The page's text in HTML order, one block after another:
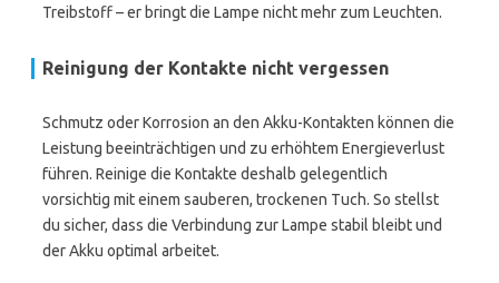
Treibstoff – er bringt die Lampe nicht mehr zum Leuchten.
Reinigung der Kontakte nicht vergessen
Schmutz oder Korrosion an den Akku-Kontakten können die
Leistung beeinträchtigen und zu erhöhtem Energieverlust
führen. Reinige die Kontakte deshalb gelegentlich
vorsichtig mit einem sauberen, trockenen Tuch. So stellst
du sicher, dass die Verbindung zur Lampe stabil bleibt und
der Akku optimal arbeitet.